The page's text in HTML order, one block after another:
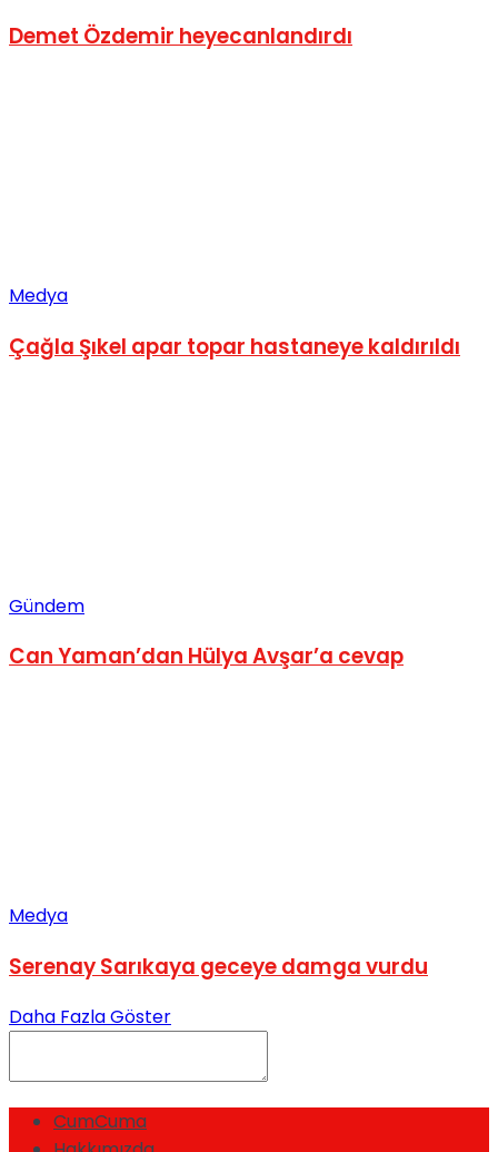
Demet Özdemir heyecanlandırdı
Medya
Çağla Şıkel apar topar hastaneye kaldırıldı
Gündem
Can Yaman’dan Hülya Avşar’a cevap
Medya
Serenay Sarıkaya geceye damga vurdu
Daha Fazla Göster
CumCuma